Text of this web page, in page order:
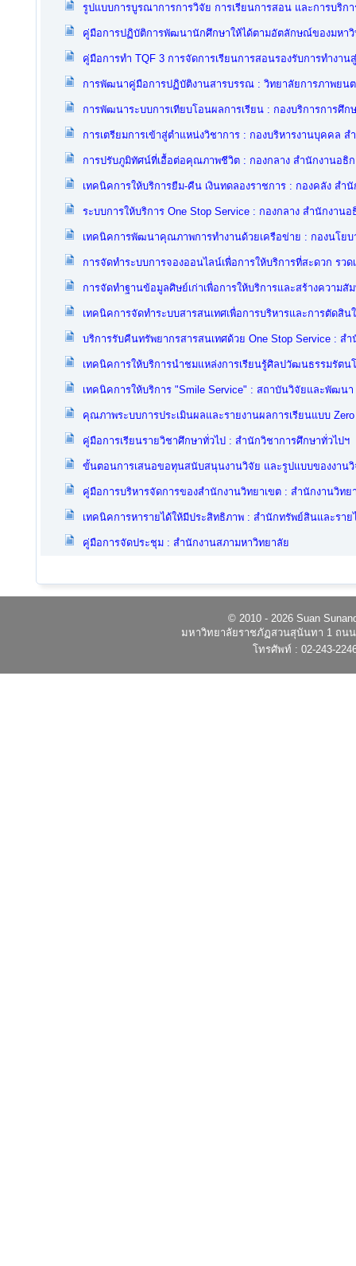
รูปแบบการบูรณาการการวิจัย การเรียนการสอน และการบริ
คู่มือการปฏิบัติการพัฒนานักศึกษาให้ได้ตามอัตลักษณ์ของมหา
คู่มือการทำ TQF 3 การจัดการเรียนการสอนรองรับการทำงา
การพัฒนาคู่มือการปฏิบัติงานสารบรรณ : วิทยาลัยการภาพยน
การพัฒนาระบบการเทียบโอนผลการเรียน : กองบริการการศึก
การเตรียมการเข้าสู่ตำแหน่งวิชาการ : กองบริหารงานบุคคล ส
การปรับภูมิทัศน์ที่เอื้อต่อคุณภาพชีวิต : กองกลาง สำนักงานอธิ
เทคนิคการให้บริการยืม-คืน เงินทดลองราชการ : กองคลัง สำ
ระบบการให้บริการ One Stop Service : กองกลาง สำนักงานอ
เทคนิคการพัฒนาคุณภาพการทำงานด้วยเครือข่าย : กองนโย
การจัดทำระบบการจองออนไลน์เพื่อการให้บริการที่สะดวก ร
การจัดทำฐานข้อมูลศิษย์เก่าเพื่อการให้บริการและสร้างควา
เทคนิคการจัดทำระบบสารสนเทศเพื่อการบริหารและการตัดสิ
บริการรับคืนทรัพยากรสารสนเทศด้วย One Stop Service : ส
เทคนิคการให้บริการนำชมแหล่งการเรียนรู้ศิลปวัฒนธรรมรัต
เทคนิคการให้บริการ "Smile Service" : สถาบันวิจัยและพัฒนา
คุณภาพระบบการประเมินผลและรายงานผลการเรียนแบบ
คู่มือการเรียนรายวิชาศึกษาทั่วไป : สำนักวิชาการศึกษาทั่วไปฯ
ขั้นตอนการเสนอขอทุนสนับสนุนงานวิจัย และรูปแบบของงาน
คู่มือการบริหารจัดการของสำนักงานวิทยาเขต : สำนักงานวิทย
เทคนิคการหารายได้ให้มีประสิทธิภาพ : สำนักทรัพย์สินและราย
คู่มือการจัดประชุม : สำนักงานสภามหาวิทยาลัย
© 2010 - 2026 Suan
มหาวิทยาลัยราชภัฏสวนสุนันทา 1 ถนน
โทรศัพท์ : 02-243-